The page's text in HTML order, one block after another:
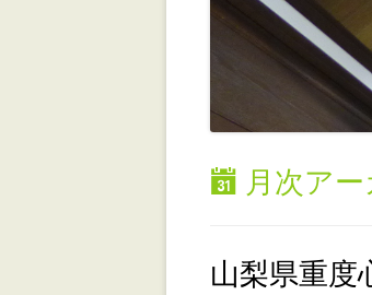
月次ア
山梨県重度